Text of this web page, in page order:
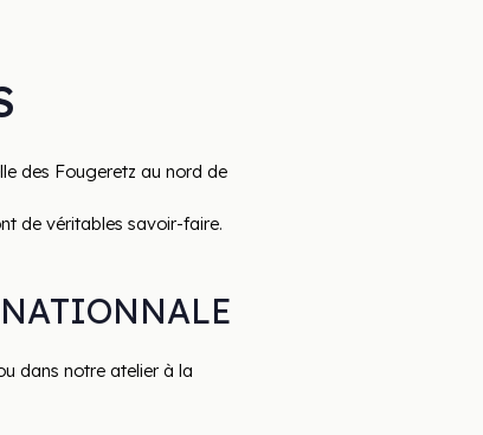
des Fougeretz au nord de
de véritables savoir-faire.
dans notre atelier à la